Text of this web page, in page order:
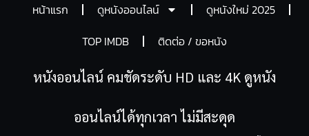
หน้าแรก ดูหนังออนไลน์
ดูหนังใหม่ 2025
TOP IMDB
ติดต่อ / ขอหนัง
หนังออนไลน์ คมชัดระดับ HD และ 4K ดูหนัง
ออนไลน์ได้ทุกเวลา ไม่มีสะดุด